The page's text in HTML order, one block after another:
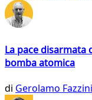
La pace disarmata
bomba atomica
di Gerolamo Fazzini